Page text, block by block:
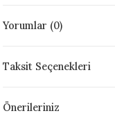
999 - 1222 °C
Yorumlar (0)
Taksit Seçenekleri
Önerileriniz